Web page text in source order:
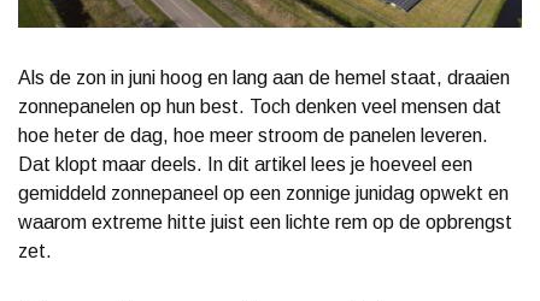
Als de zon in juni hoog en lang aan de hemel staat, draaien
zonnepanelen op hun best. Toch denken veel mensen dat
hoe heter de dag, hoe meer stroom de panelen leveren.
Dat klopt maar deels. In dit artikel lees je hoeveel een
gemiddeld zonnepaneel op een zonnige junidag opwekt en
waarom extreme hitte juist een lichte rem op de opbrengst
zet.